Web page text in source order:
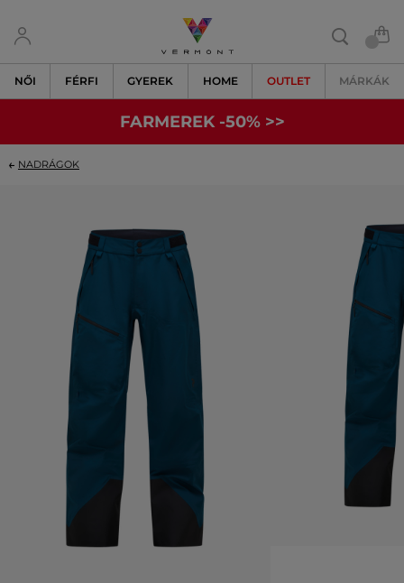
NŐI FÉRFI GYEREK HOME OUTLET MÁRKÁK
FARMEREK -50% >>
NADRÁGOK